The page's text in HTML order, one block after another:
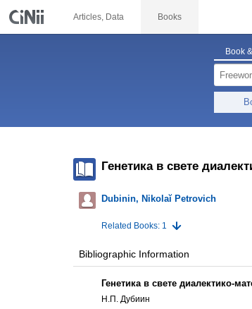
Articles, Data Books
Book
Генетика в свете
Dubinin, Nikolaĭ Petrovich
Related Books: 1
Bibliographic Information
Генетика в свете диалектико-
Н.П. Дубиин